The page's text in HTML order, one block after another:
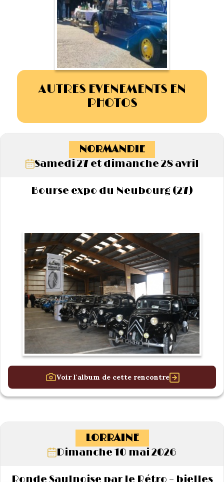
AUTRES EVENEMENTS EN
PHOTOS
NORMANDIE
Samedi 27 et dimanche 28 avril
Bourse expo du Neubourg (27)
Voir l'album de cette rencontre
LORRAINE
Dimanche 10 mai 2026
Ronde Saulnoise par le Rétro – bielles